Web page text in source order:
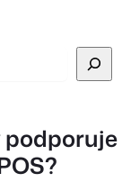
podporuje